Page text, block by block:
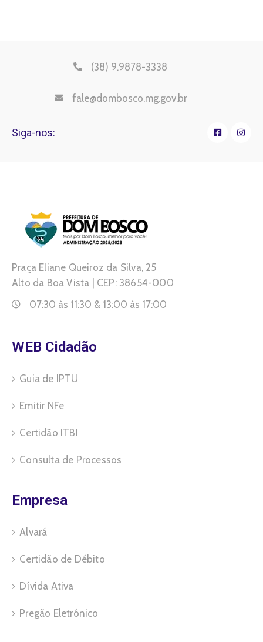
(38) 9.9878-3338
fale@dombosco.mg.gov.br
Siga-nos:
Praça Eliane Queiroz da Silva, 25
Alto da Boa Vista | CEP: 38654-000
07:30 às 11:30 & 13:00 às 17:00
WEB Cidadão
Guia de IPTU
Emitir NFe
Certidão ITBI
Consulta de Processos
Empresa
Alvará
Certidão de Débito
Dívida Ativa
Pregão Eletrônico